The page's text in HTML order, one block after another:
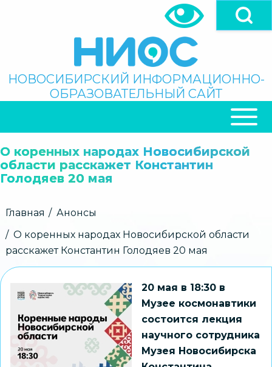
Поиск
НОВОСИБИРСКИЙ ИНФОРМАЦИОННО-
ОБРАЗОВАТЕЛЬНЫЙ САЙТ
НАВИГАЦИЯ
О коренных народах Новосибирской
области расскажет Константин
Голодяев 20 мая
Строка
Главная
Анонсы
О коренных народах Новосибирской области
расскажет Константин Голодяев 20 мая
20 мая в 18:30 в
Музее космонавтики
состоится лекция
научного сотрудника
Музея Новосибирска